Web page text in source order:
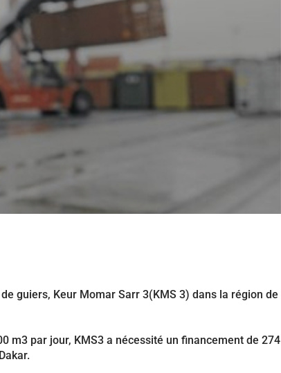
guiers, Keur Momar Sarr 3(KMS 3) dans la région de
m3 par jour, KMS3 a nécessité un financement de 274